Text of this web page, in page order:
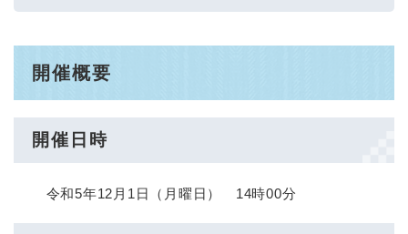
開催概要
開催日時
令和5年12月1日（月曜日） 14時00分